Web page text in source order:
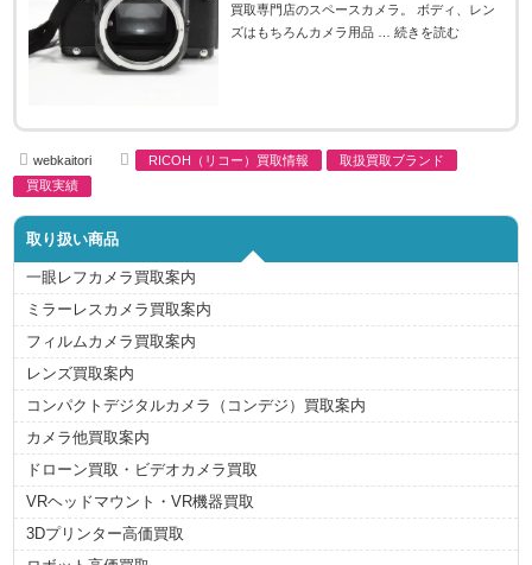
買取専門店のスペースカメラ。 ボディ、レン
ズはもちろんカメラ用品 …続きを読む
A
u
t
h
o
r
webkaitori
C
a
g
i
e
s
RICOH（リコー）買取情報
取扱買取ブランド
買取実績
取り扱い商品
一眼レフカメラ買取案内
ミラーレスカメラ買取案内
フィルムカメラ買取案内
レンズ買取案内
コンパクトデジタルカメラ（コンデジ）買取案内
カメラ他買取案内
ドローン買取・ビデオカメラ買取
VRヘッドマウント・VR機器買取
3Dプリンター高価買取